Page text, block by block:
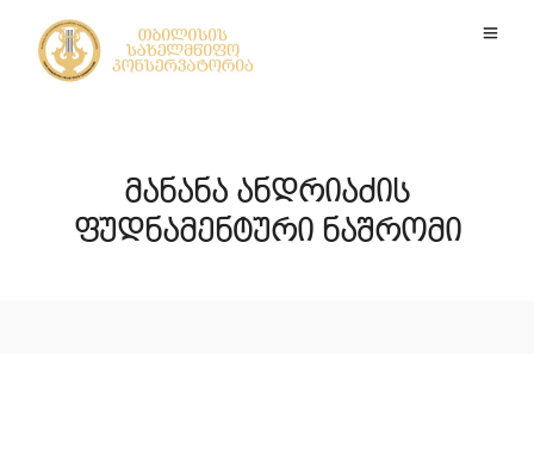
მანანა ანდრიაძის
ფუდნამენტური ნაშრომი